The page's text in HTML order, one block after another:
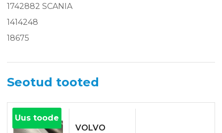
1742882 SCANIA
1414248
18675
Seotud tooted
Uus toode
VOLVO